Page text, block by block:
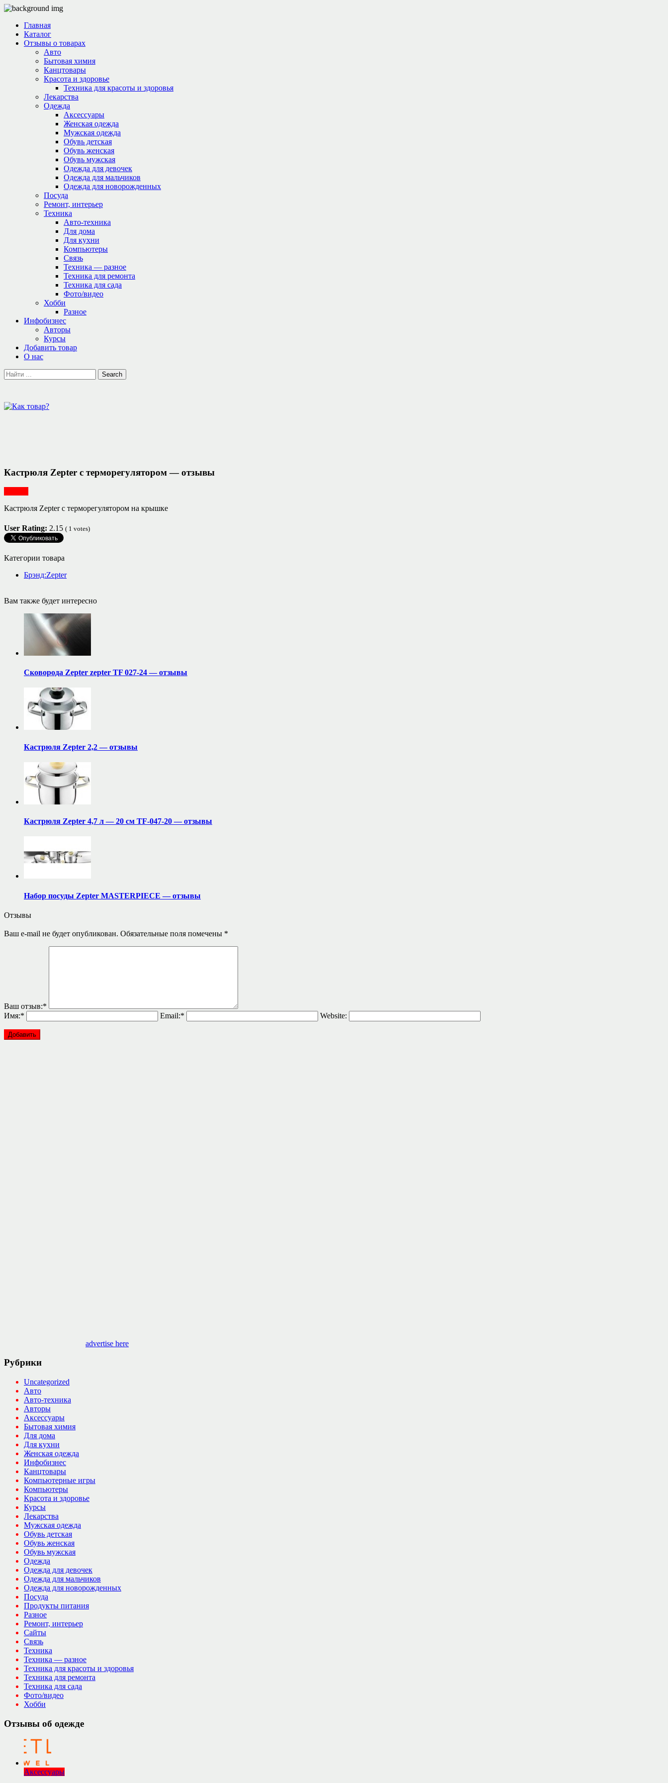
Главная
Каталог
Отзывы о товарах
Авто
Бытовая химия
Канцтовары
Красота и здоровье
Техника для красоты и здоровья
Лекарства
Одежда
Аксессуары
Женская одежда
Мужская одежда
Обувь детская
Обувь женская
Обувь мужская
Одежда для девочек
Одежда для мальчиков
Одежда для новорожденных
Посуда
Ремонт, интерьер
Техника
Авто-техника
Для дома
Для кухни
Компьютеры
Связь
Техника — разное
Техника для ремонта
Техника для сада
Фото/видео
Хобби
Разное
Инфобизнес
Авторы
Курсы
Добавить товар
О нас
Кастрюля Zepter с терморегулятором — отзывы
Кастрюля Zepter с терморегулятором на крышке
User Rating: 2.15 ( 1 votes)
Категории товара
Брэнд:Zepter
Вам также будет интересно
Сковорода Zepter zepter TF 027-24 — отзывы
Кастрюля Zepter 2,2 — отзывы
Кастрюля Zepter 4,7 л — 20 см TF-047-20 — отзывы
Набор посуды Zepter MASTERPIECE — отзывы
Отзывы
Ваш e-mail не будет опубликован. Обязательные поля помечены *
Ваш отзыв:*
Имя:* Email:* Website:
advertise here
Рубрики
Uncategorized
Авто
Авто-техника
Авторы
Аксессуары
Бытовая химия
Для дома
Для кухни
Женская одежда
Инфобизнес
Канцтовары
Компьютерные игры
Компьютеры
Красота и здоровье
Курсы
Лекарства
Мужская одежда
Обувь детская
Обувь женская
Обувь мужская
Одежда
Одежда для девочек
Одежда для мальчиков
Одежда для новорожденных
Посуда
Продукты питания
Разное
Ремонт, интерьер
Сайты
Связь
Техника
Техника — разное
Техника для красоты и здоровья
Техника для ремонта
Техника для сада
Фото/видео
Хобби
Отзывы об одежде
Аксессуары